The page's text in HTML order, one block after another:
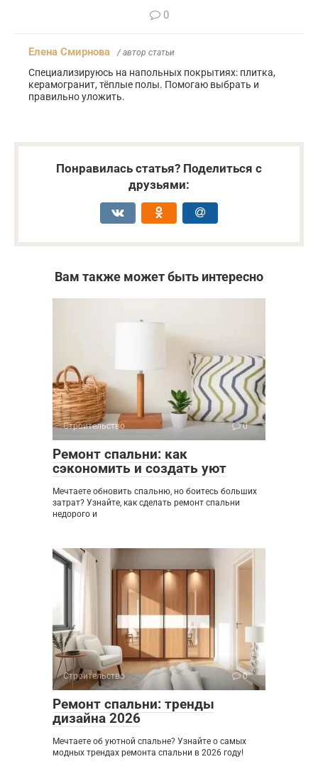
0
Елена Смирнова / автор статьи
Специализируюсь на напольных покрытиях: плитка,
керамогранит, тёплые полы. Помогаю выбрать и
правильно уложить.
Понравилась статья? Поделиться с
друзьями:
Вам также может быть интересно
Строительство 0
Ремонт спальни: как
сэкономить и создать уют
Мечтаете обновить спальню, но боитесь больших
затрат? Узнайте, как сделать ремонт спальни
недорого и
Строительство 0
Ремонт спальни: тренды
дизайна 2026
Мечтаете об уютной спальне? Узнайте о самых
модных трендах ремонта спальни в 2026 году!